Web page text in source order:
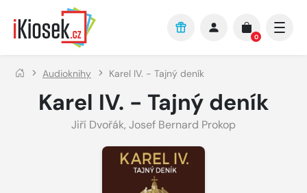
Přejít na hlavní obsah
0
Audioknihy Karel IV. - Tajný deník
Karel IV. - Tajný deník
Jiří Dvořák, Josef Bernard Prokop